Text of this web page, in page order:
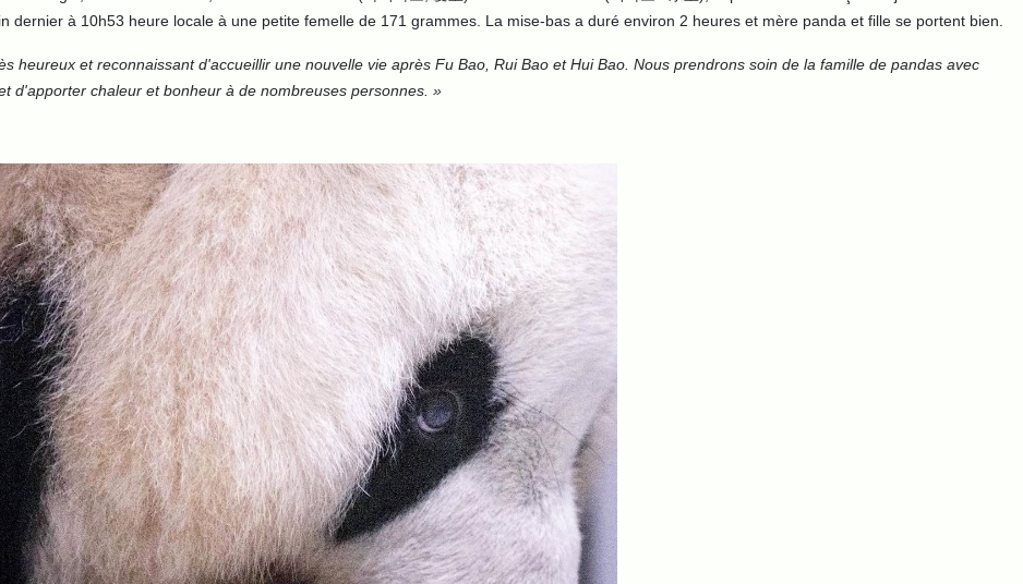
dernier à 10h53 heure locale à une petite femelle de 171 grammes. La mise-bas a duré environ 2 heures et mère panda et fille se portent bien.
heureux et reconnaissant d'accueillir une nouvelle vie après Fu Bao, Rui Bao et Hui Bao. Nous prendrons soin de la famille de pandas avec
d'apporter chaleur et bonheur à de nombreuses personnes. »